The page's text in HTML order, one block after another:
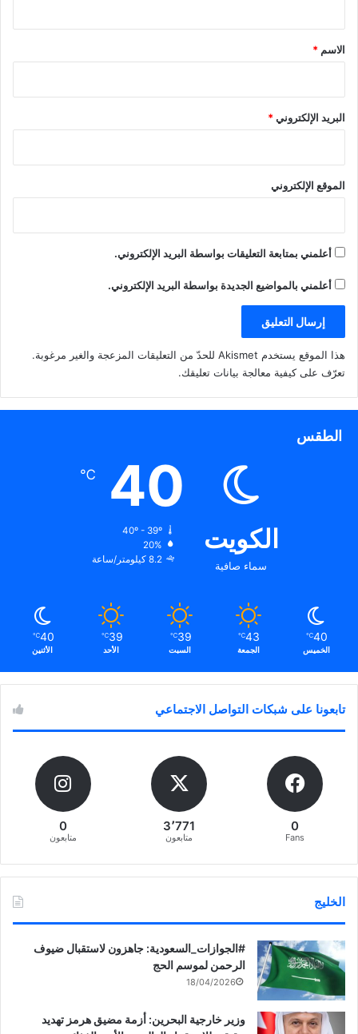
*
الاسم *
البريد الإلكتروني*
الموقع الإلكتروني
أعلمني بمتابعة التعليقات بواسطة البريد الإلكتروني.
أعلمني بالمواضيع الجديدة بواسطة البريد الإلكتروني.
هذا الموقع يستخدم Akismet للحدّ من التعليقات المزعجة والغير مرغوبة.
تعرّف على كيفية معالجة بيانات تعليقك.
الطقس
الكويت
سماء صافية
40
℃
40º - 39º
20%
8.2 كيلومتر/ساعة
40
℃
الخميس
43
℃
الجمعة
39
℃
السبت
39
℃
الأحد
40
℃
الأثنين
تابعونا على شبكات التواصل الاجتماعي
0
Fans
3٬771
متابعون
0
متابعون
الخليج
‏‎#الجوازات_السعودية: جاهزون لاستقبال ضيوف
الرحمن لموسم الحج
18/04/2026
وزير خارجية البحرين: أزمة مضيق هرمز تهديد